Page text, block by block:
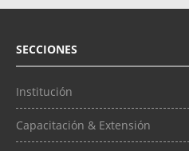
SECCIONES
Institución
Capacitación & Extensión